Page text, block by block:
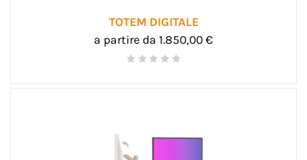
TOTEM DIGITALE
a partire da 1.850,00 €